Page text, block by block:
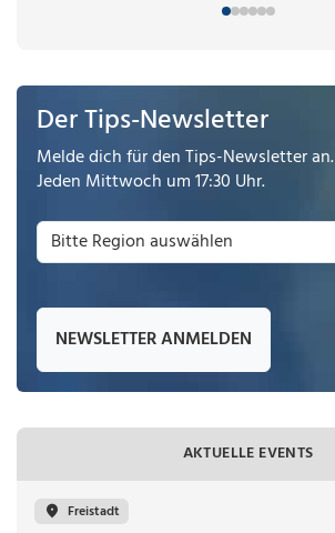
Der Tips-Newsletter
Melde dich für den Tips-Newsletter an.
Jeden Mittwoch um 17:30 Uhr.
NEWSLETTER ANMELDEN
AKTUELLE EVENTS
Freistadt